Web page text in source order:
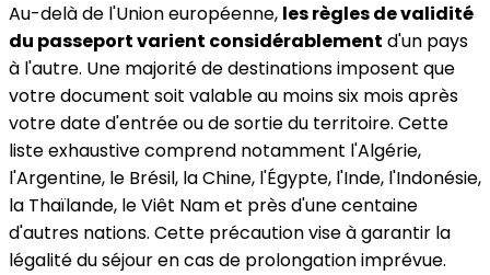
Au-delà de l'Union européenne, les règles de validité
du passeport varient considérablement d'un pays
à l'autre. Une majorité de destinations imposent que
votre document soit valable au moins six mois après
votre date d'entrée ou de sortie du territoire. Cette
liste exhaustive comprend notamment l'Algérie,
l'Argentine, le Brésil, la Chine, l'Égypte, l'Inde, l'Indonésie,
la Thaïlande, le Viêt Nam et près d'une centaine
d'autres nations. Cette précaution vise à garantir la
légalité du séjour en cas de prolongation imprévue.